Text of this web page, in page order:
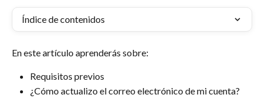
Índice de contenidos
En este artículo aprenderás sobre:
Requisitos previos
¿Cómo actualizo el correo electrónico de mi cuenta?